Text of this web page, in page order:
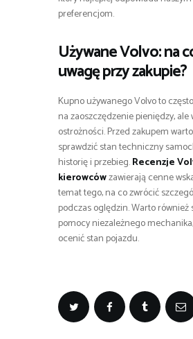
preferencjom.
Używane Volvo: na
uwagę przy zakupie?
Kupno używanego Volvo to
na zaoszczędzenie pieniędzy, ale
ostrożności. Przed zakupem
sprawdzić stan techniczny
historię i przebieg.Recenzje
kierowcówzawierają cenne
temat tego, na co zwrócić
podczas oględzin. Warto również
pomocy niezależnego
ocenić stan pojazdu.